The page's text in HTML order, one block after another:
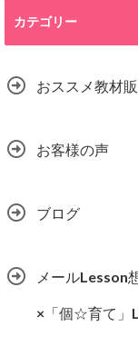
カテゴリー
おススメ教材
お客様の声
ブログ
メールLesson
×「個☆育て」L